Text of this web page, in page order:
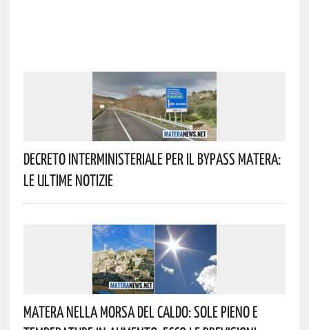
Decreto Interministeriale Per Il Bypass Matera:
Le Ultime Notizie
Matera Nella Morsa Del Caldo: Sole Pieno E